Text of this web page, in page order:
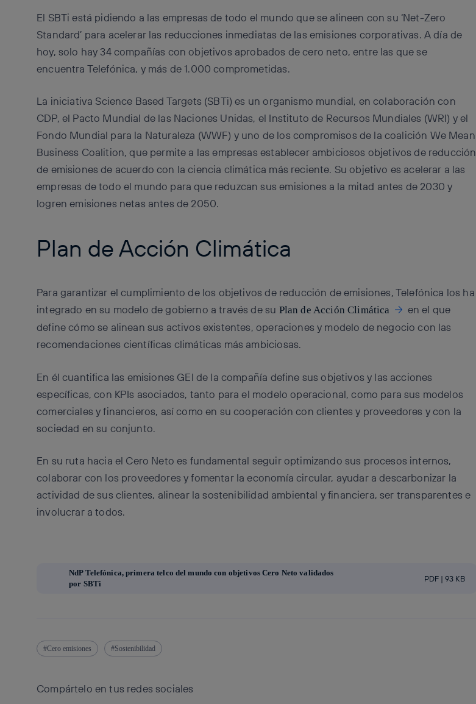
El SBTi está pidiendo a las empresas de todo el mundo que se alineen con su ‘Net-Zero
Standard’ para acelerar las reducciones inmediatas de las emisiones corporativas. A día de
hoy, solo hay 34 compañías con objetivos aprobados de cero neto, entre las que se
encuentra Telefónica, y más de 1.000 comprometidas.
La iniciativa Science Based Targets (SBTi) es un organismo mundial, en colaboración con
CDP, el Pacto Mundial de las Naciones Unidas, el Instituto de Recursos Mundiales (WRI) y el
Fondo Mundial para la Naturaleza (WWF) y uno de los compromisos de la coalición We Mean
Business Coalition, que permite a las empresas establecer ambiciosos objetivos de reducción
de emisiones de acuerdo con la ciencia climática más reciente. Su objetivo es acelerar a las
empresas de todo el mundo para que reduzcan sus emisiones a la mitad antes de 2030 y
logren emisiones netas antes de 2050.
Plan de Acción Climática
Para garantizar el cumplimiento de los objetivos de reducción de emisiones, Telefónica los ha
integrado en su modelo de gobierno a través de su Plan de Acción Climática
en el que
define cómo se alinean sus activos existentes, operaciones y modelo de negocio con las
recomendaciones científicas climáticas más ambiciosas. ​
En él cuantifica las emisiones GEI de la compañía define sus objetivos y las acciones
específicas, con KPIs asociados, tanto para el modelo operacional, como para sus modelos
comerciales y financieros, así como en su cooperación con clientes y proveedores y con la
sociedad en su conjunto.
En su ruta hacia el Cero Neto es fundamental seguir optimizando sus procesos internos,
colaborar con los proveedores y fomentar la economía circular, ayudar a descarbonizar la
actividad de sus clientes, alinear la sostenibilidad ambiental y financiera, ser transparentes e
involucrar a todos.
NdP Telefónica, primera telco del mundo con objetivos Cero Neto validados
por SBTi
PDF | 93 KB
Cero emisiones Sostenibilidad
Compártelo en tus redes sociales